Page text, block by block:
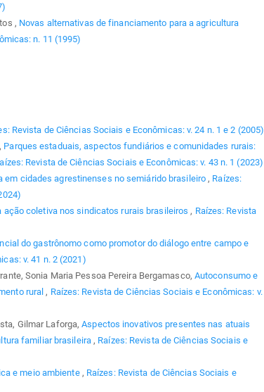
, Novas alternativas de financiamento para a agricultura
n. 11 (1995)
Revista de Ciências Sociais e Econômicas: v. 24 n. 1 e 2 (2005)
Parques estaduais, aspectos fundiários e comunidades rurais:
Revista de Ciências Sociais e Econômicas: v. 43 n. 1 (2023)
em cidades agrestinenses no semiárido brasileiro , Raízes:
ação coletiva nos sindicatos rurais brasileiros , Raízes: Revista
do gastrônomo como promotor do diálogo entre campo e
v. 41 n. 2 (2021)
Sonia Maria Pessoa Pereira Bergamasco, Autoconsumo e
rural , Raízes: Revista de Ciências Sociais e Econômicas: v.
Gilmar Laforga,Aspectos inovativos presentes nas atuais
familiar brasileira , Raízes: Revista de Ciências Sociais e
e meio ambiente , Raízes: Revista de Ciências Sociais e